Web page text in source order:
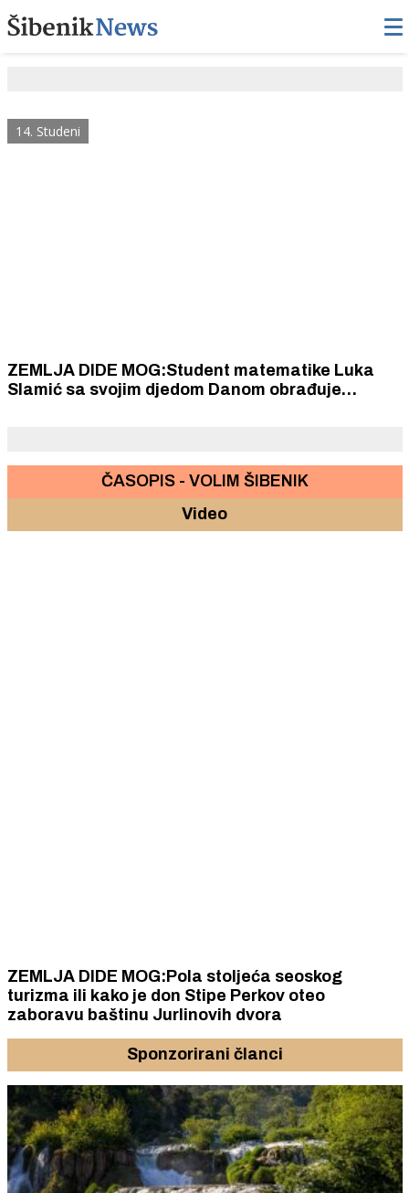
14. Studeni
ZEMLJA DIDE MOG:Student matematike Luka
Slamić sa svojim djedom Danom obrađuje
ČASOPIS - VOLIM ŠIBENIK
Video
ZEMLJA DIDE MOG:Pola stoljeća seoskog
turizma ili kako je don Stipe Perkov oteo
zaboravu baštinu Jurlinovih dvora
Sponzorirani članci